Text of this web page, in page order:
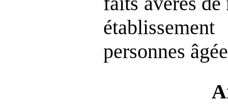
établissement
personnes